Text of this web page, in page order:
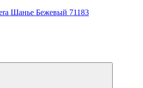
Шанье Бежевый 71183